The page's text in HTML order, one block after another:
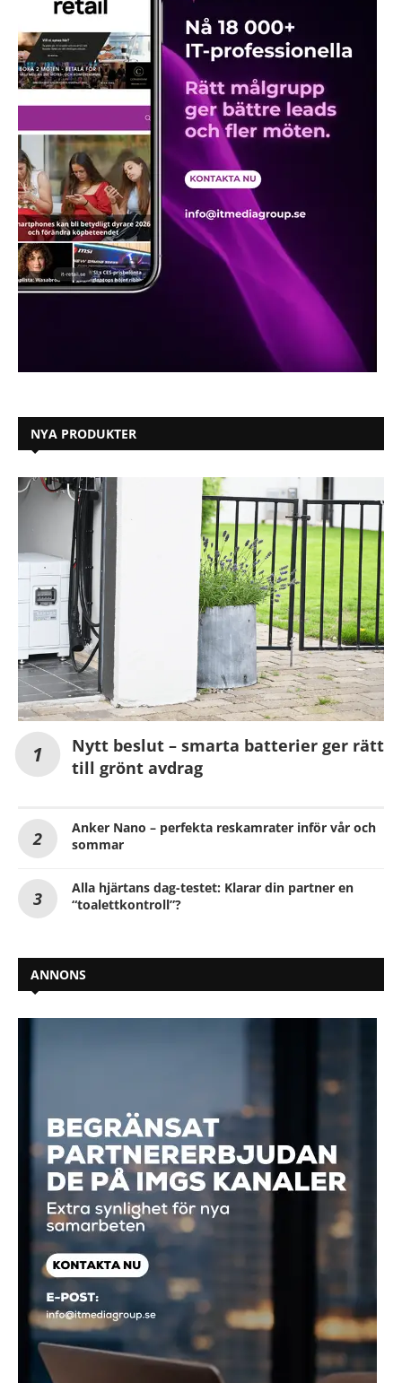
NYA PRODUKTER
Nytt beslut – smarta batterier ger rätt
till grönt avdrag
Anker Nano – perfekta reskamrater inför vår och
sommar
Alla hjärtans dag-testet: Klarar din partner en
“toalettkontroll”?
ANNONS